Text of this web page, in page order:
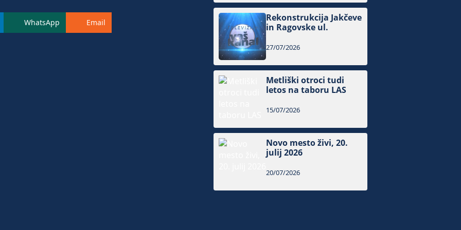
WhatsApp Email
Rekonstrukcija Jakčeve
in Ragovske ul.
27/07/2026
Metliški otroci tudi
letos na taboru LAS
15/07/2026
Novo mesto živi, 20.
julij 2026
20/07/2026